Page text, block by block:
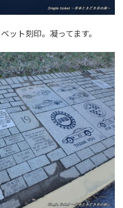
ット刻印。凝ってます。